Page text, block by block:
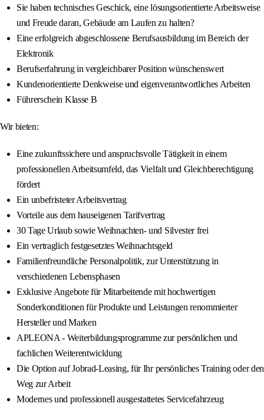
Sie haben technisches Geschick, eine lösungsorientierte Arbeitsweise
und Freude daran, Gebäude am Laufen zu halten?
Eine erfolgreich abgeschlossene Berufsausbildung im Bereich der
Elektronik
Berufserfahrung in vergleichbarer Position wünschenswert
Kundenorientierte Denkweise und eigenverantwortliches Arbeiten
Führerschein Klasse B
Wir bieten:
Eine zukunftssichere und anspruchsvolle Tätigkeit in einem
professionellen Arbeitsumfeld, das Vielfalt und Gleichberechtigung
fördert
Ein unbefristeter Arbeitsvertrag
Vorteile aus dem hauseigenen Tarifvertrag
30 Tage Urlaub sowie Weihnachten- und Silvester frei
Ein vertraglich festgesetztes Weihnachtsgeld
Familienfreundliche Personalpolitik, zur Unterstützung in
verschiedenen Lebensphasen
Exklusive Angebote für Mitarbeitende mit hochwertigen
Sonderkonditionen für Produkte und Leistungen renommierter
Hersteller und Marken
APLEONA - Weiterbildungsprogramme zur persönlichen und
fachlichen Weiterentwicklung
Die Option auf Jobrad-Leasing, für Ihr persönliches Training oder den
Weg zur Arbeit
Modernes und professionell ausgestattetes Servicefahrzeug